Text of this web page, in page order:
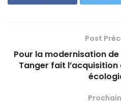
Post
Pour la modernisation
Tanger fait